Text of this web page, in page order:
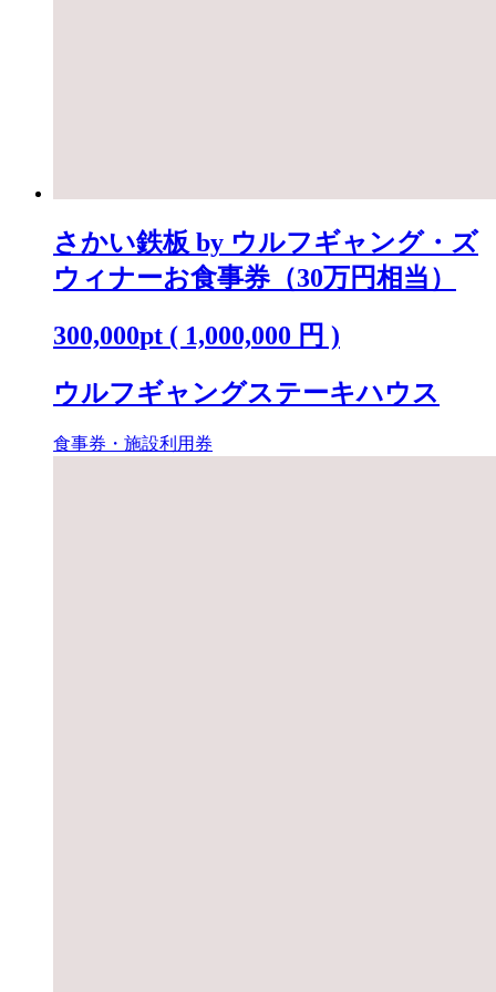
さかい鉄板 by ウルフギャング・ズ
ウィナーお食事券（30万円相当）
300,000pt ( 1,000,000 円 )
ウルフギャングステーキハウス
食事券・施設利用券